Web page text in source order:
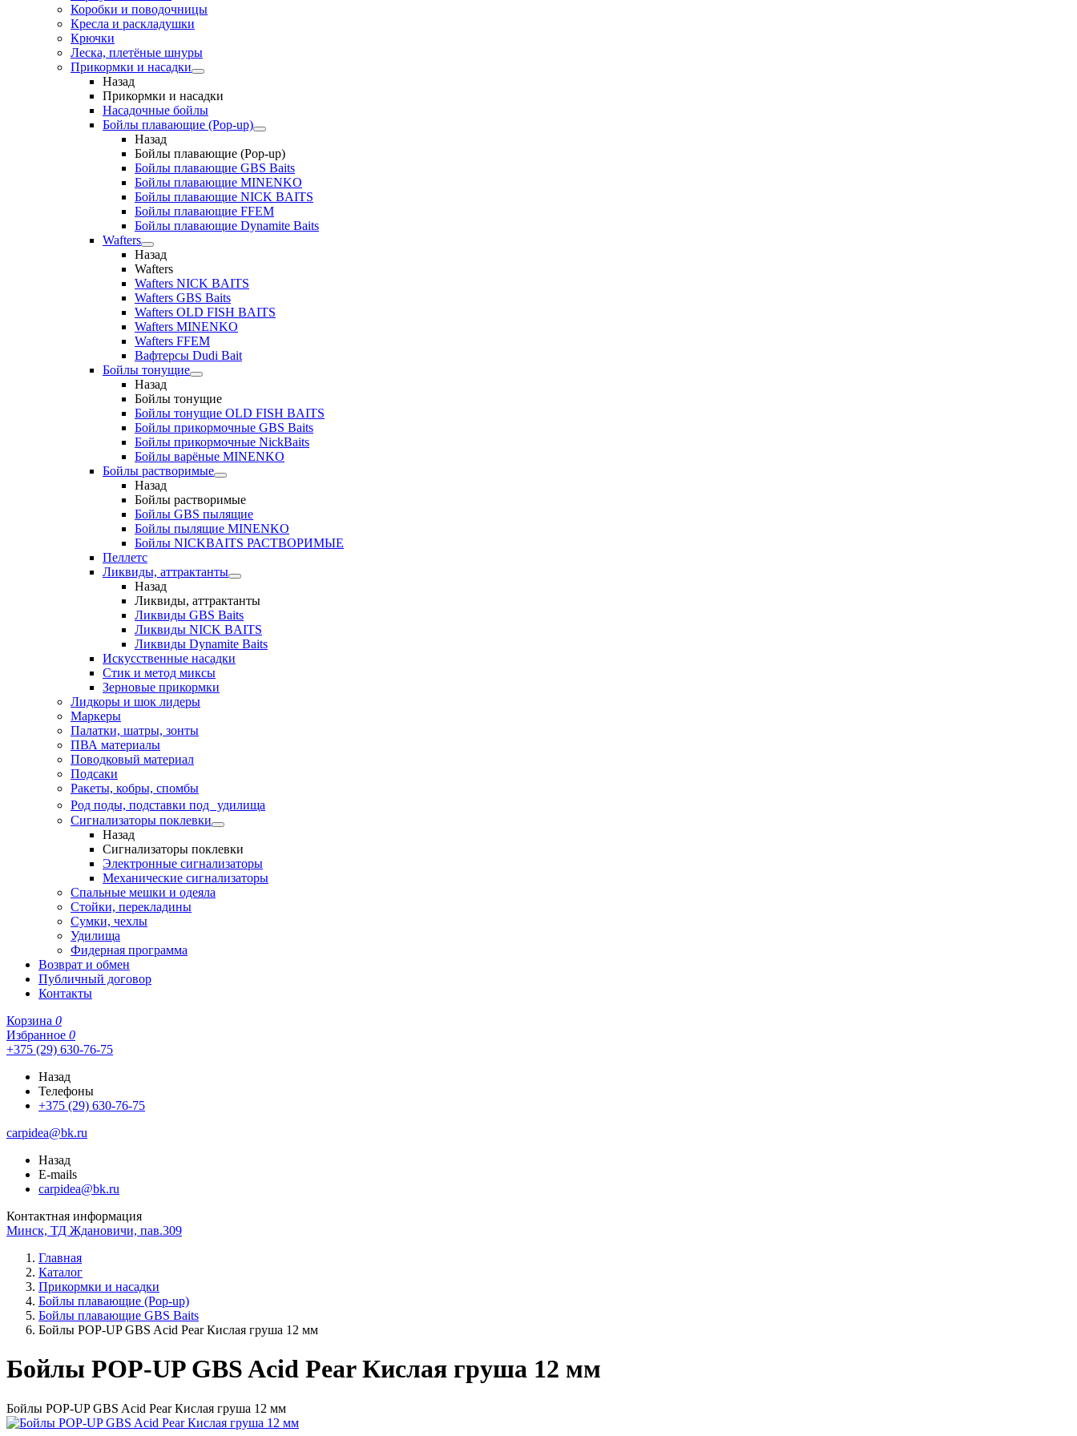
Коробки и поводочницы
Кресла и раскладушки
Крючки
Леска, плетёные шнуры
Прикормки и насадки
Назад
Прикормки и насадки
Насадочные бойлы
Бойлы плавающие (Pop-up)
Назад
Бойлы плавающие (Pop-up)
Бойлы плавающие GBS Baits
Бойлы плавающие MINENKO
Бойлы плавающие NICK BAITS
Бойлы плавающие FFEM
Бойлы плавающие Dynamite Baits
Wafters
Назад
Wafters
Wafters NICK BAITS
Wafters GBS Baits
Wafters OLD FISH BAITS
Wafters MINENKO
Wafters FFEM
Вафтерсы Dudi Bait
Бойлы тонущие
Назад
Бойлы тонущие
Бойлы тонущие OLD FISH BAITS
Бойлы прикормочные GBS Baits
Бойлы прикормочные NickBaits
Бойлы варёные MINENKO
Бойлы растворимые
Назад
Бойлы растворимые
Бойлы GBS пылящие
Бойлы пылящие MINENKO
Бойлы NICKBAITS РАСТВОРИМЫЕ
Пеллетс
Ликвиды, аттрактанты
Назад
Ликвиды, аттрактанты
Ликвиды GBS Baits
Ликвиды NICK BAITS
Ликвиды Dynamite Baits
Искусственные насадки
Стик и метод миксы
Зерновые прикормки
Лидкоры и шок лидеры
Маркеры
Палатки, шатры, зонты
ПВА материалы
Поводковый материал
Подсаки
Ракеты, кобры, спомбы
Род поды, подставки под удилища
Сигнализаторы поклевки
Назад
Сигнализаторы поклевки
Электронные сигнализаторы
Механические сигнализаторы
Спальные мешки и одеяла
Стойки, перекладины
Сумки, чехлы
Удилища
Фидерная программа
Возврат и обмен
Публичный договор
Контакты
Корзина 0
Избранное 0
+375 (29) 630-76-75
Назад
Телефоны
+375 (29) 630-76-75
carpidea@bk.ru
Назад
E-mails
carpidea@bk.ru
Контактная информация
Минск, ТД Ждановичи, пав.309
Главная
Каталог
Прикормки и насадки
Бойлы плавающие (Pop-up)
Бойлы плавающие GBS Baits
Бойлы POP-UP GBS Acid Pear Кислая груша 12 мм
Бойлы POP-UP GBS Acid Pear Кислая груша 12 мм
Бойлы POP-UP GBS Acid Pear Кислая груша 12 мм